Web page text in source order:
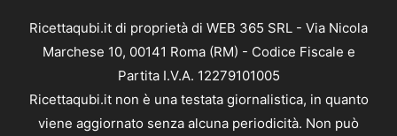
Ricettaqubi.it di proprietà di WEB 365 SRL - Via Nicola
Marchese 10, 00141 Roma (RM) - Codice Fiscale e
Partita I.V.A. 12279101005
Ricettaqubi.it non è una testata giornalistica, in quanto
viene aggiornato senza alcuna periodicità. Non può